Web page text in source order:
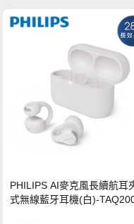
PHILIPS AI麥克風長續航耳
式無線藍牙耳機(白)-